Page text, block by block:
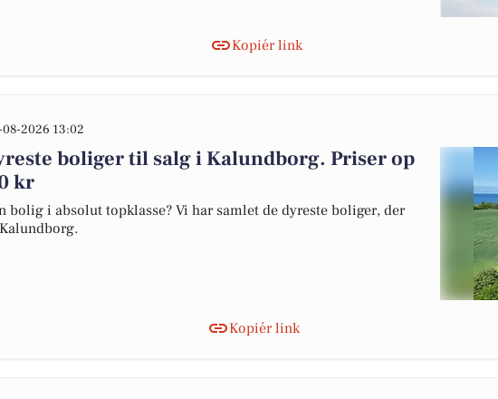
Kopiér link
08-2026 13:02
boliger til salg i Kalundborg. Priser op
kr
bolig i absolut topklasse? Vi har samlet de dyreste boliger, der
Kopiér link